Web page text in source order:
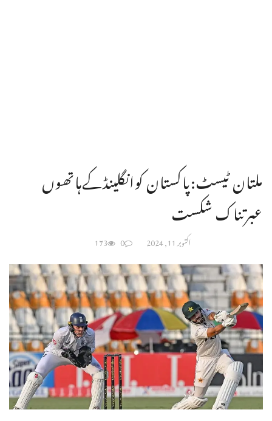
ملتان ٹیسٹ:پاکستان کوانگلینڈکےہاتھوں
عبرتناک شکست
اکتوبر 11, 2024 0
173